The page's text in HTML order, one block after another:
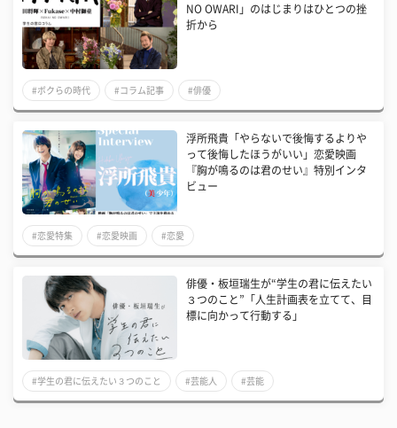
NO OWARI」のはじまりはひとつの挫
折から
#ボクらの時代 #コラム記事 #俳優
浮所飛貴「やらないで後悔するよりや
って後悔したほうがいい」恋愛映画
『胸が鳴るのは君のせい』特別インタ
ビュー
#恋愛特集 #恋愛映画 #恋愛
俳優・板垣瑞生が“学生の君に伝えたい
３つのこと”「人生計画表を立てて、目
標に向かって行動する」
#学生の君に伝えたい３つのこと #芸能人 #芸能